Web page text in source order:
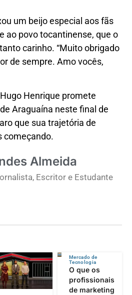
um beijo especial aos fãs
ao povo tocantinense, que o
carinho. “Muito obrigado
de sempre. Amo vocês,
Henrique promete
Araguaína neste final de
que sua trajetória de
começando.
Almeida
Escritor e Estudante
Mercado de
Tecnologia
O que os
profissionais
de marketing